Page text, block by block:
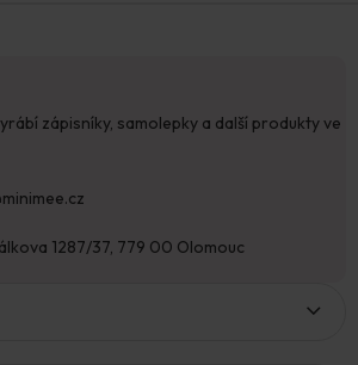
zápisníky, samolepky a další produkty ve
1287/37, 779 00 Olomouc